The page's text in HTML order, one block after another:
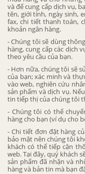
và để cung cấp dịch vụ,
tên, giới tính, ngày sinh,
fax, chi tiết thanh toán,
khoản ngân hàng.
- Chúng tôi sẽ dùng
hàng, cung cấp các dịch
theo yêu cầu của bạn.
- Hơn nữa, chúng tôi sẽ
của bạn; xác minh và
vào web, nghiên cứu
sản phẩm và dịch vụ.
tin tiếp thị của chúng tôi
- Chúng tôi có thể
hàng cho bạn (ví dụ cho
- Chi tiết đơn đặt hàng
bảo mật nên chúng tôi
khách có thể tiếp cận
web. Tại đây, quý khách
sản phẩm đã nhận và
hàng và bản tin mà bạn